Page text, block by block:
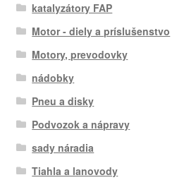
katalyzátory FAP
Motor - diely a príslušenstvo
Motory, prevodovky
nádobky
Pneu a disky
Podvozok a nápravy
sady náradia
Tiahla a lanovody